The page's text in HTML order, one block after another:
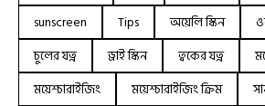
sunscreen
Tips অয়েলি স্কিন
চুলের যত্ন
ড্রাই স্কিন ত্বকের যত্ন
ময়েশ্চারাইজিং
ময়েশ্চারাইজিং ক্রিম